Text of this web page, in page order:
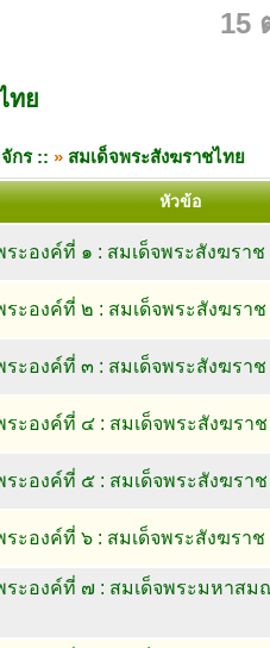
15
ทย
กร :: » สมเด็จพระสังฆราชไทย
หัวข้อ
ระองค์ที่ ๑ : สมเด็จพระสังฆราช
ระองค์ที่ ๒ : สมเด็จพระสังฆราช
ระองค์ที่ ๓ : สมเด็จพระสังฆราช
ระองค์ที่ ๔ : สมเด็จพระสังฆรา
ระองค์ที่ ๕ : สมเด็จพระสังฆรา
ระองค์ที่ ๖ : สมเด็จพระสังฆราช
ระองค์ที่ ๗ : สมเด็จพระมหาสม